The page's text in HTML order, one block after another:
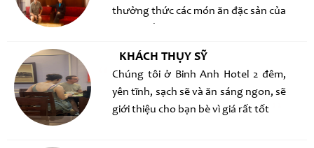
thưởng thức các món ăn đặc sản của
sạch sẽ, cách Hồ Hoàn Kiếm rất gần,
đi bộ được
KHÁCH THỤY SỸ
Chúng tôi ở Binh Anh Hotel 2 đêm,
yên tĩnh, sạch sẽ và ăn sáng ngon, sẽ
giới thiệu cho bạn bè vì giá rất tốt